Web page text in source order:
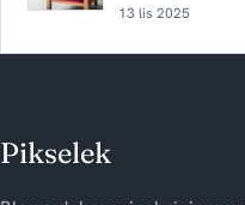
13 lis 2025
Pikselek